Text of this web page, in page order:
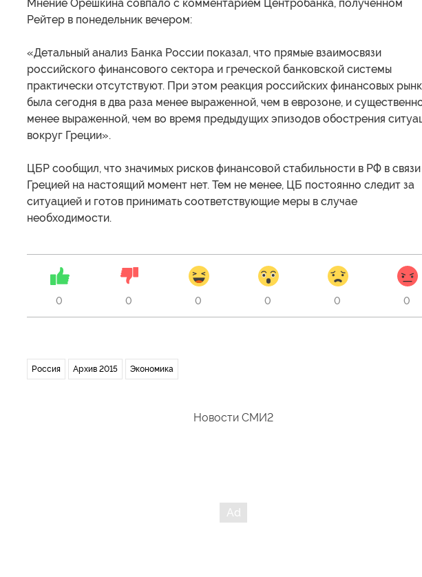
Мнение Орешкина совпало с комментарием Центробанка, полученном
Рейтер в понедельник вечером:
«Детальный анализ Банка России показал, что прямые взаимосвязи
российского финансового сектора и греческой банковской системы
практически отсутствуют. При этом реакция российских финансовых
была сегодня в два раза менее выраженной, чем в еврозоне, и
менее выраженной, чем во время предыдущих эпизодов обострения
вокруг Греции».
ЦБР сообщил, что значимых рисков финансовой стабильности в РФ в связи
Грецией на настоящий момент нет. Тем не менее, ЦБ постоянно следит за
ситуацией и готов принимать соответствующие меры в случае
необходимости.
0 0 0 0 0 0
Россия Архив 2015 Экономика
Новости СМИ2